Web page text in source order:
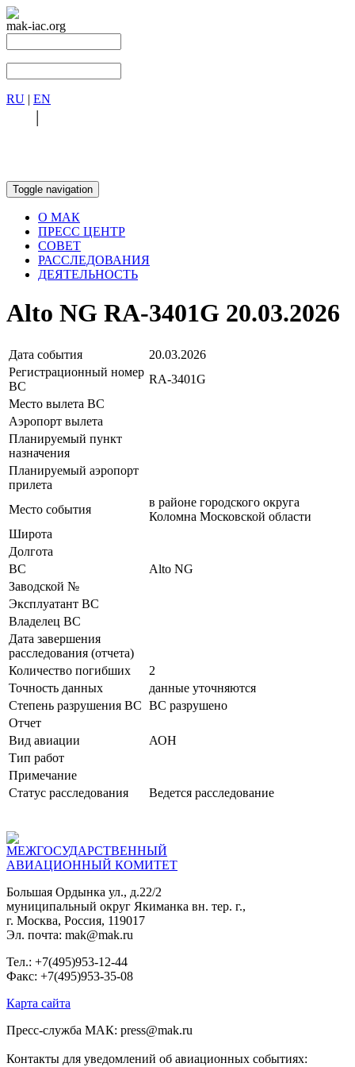
mak-iac.org
RU | EN
|
Toggle navigation
О МАК
ПРЕСС ЦЕНТР
СОВЕТ
РАССЛЕДОВАНИЯ
ДЕЯТЕЛЬНОСТЬ
Alto NG RA-3401G 20.03.2026
Дата события
20.03.2026
Регистрационный номер
ВС
RA-3401G
Место вылета ВС
Аэропорт вылета
Планируемый пункт
назначения
Планируемый аэропорт
прилета
Место события
в районе городского округа
Коломна Московской области
Широта
Долгота
ВС
Alto NG
Заводской №
Эксплуатант ВС
Владелец ВС
Дата завершения
расследования (отчета)
Количество погибших
2
Точность данных
данные уточняются
Степень разрушения ВС ВС разрушено
Отчет
Вид авиации
АОН
Тип работ
Примечание
Статус расследования
Ведется расследование
МЕЖГОСУДАРСТВЕННЫЙ
АВИАЦИОННЫЙ КОМИТЕТ
Большая Ордынка ул., д.22/2
муниципальный округ Якиманка вн. тер. г.,
г. Москва, Россия, 119017
Эл. почта: mak@mak.ru
Тел.: +7(495)953-12-44
Факс: +7(495)953-35-08
Карта сайта
Пресс-служба МАК: press@mak.ru
Контакты для уведомлений об авиационных событиях: